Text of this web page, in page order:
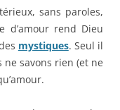
sans paroles,
d’amour rend Dieu
mystiques. Seul il
savons rien (et ne